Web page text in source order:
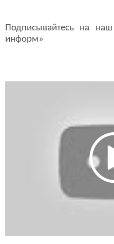
Подписывайтесь на наш
информ»